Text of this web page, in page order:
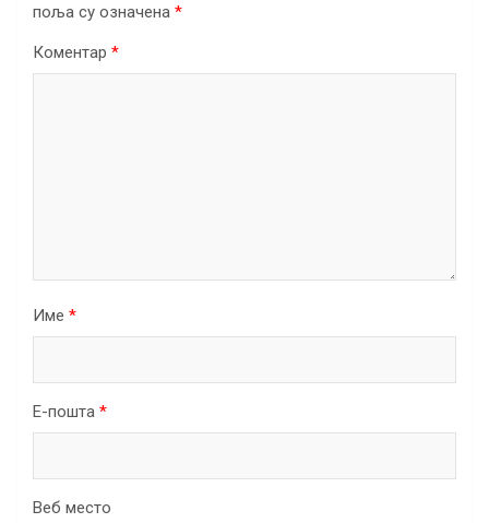
поља су означена *
Коментар *
Име *
Е-пошта *
Веб место